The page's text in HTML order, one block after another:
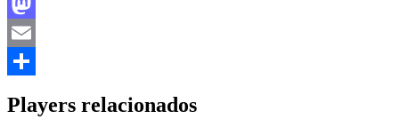
Facebook
Mastodon
Email
Players relacionados